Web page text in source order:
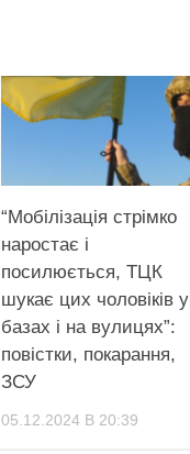
“Мобілізація стрімко
наростає і
посилюється, ТЦК
шукає цих чоловіків у
базах і на вулицях”:
повістки, покарання,
ЗСУ
05.12.2024 В 20:39